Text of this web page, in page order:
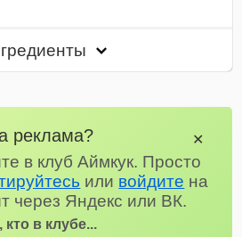
реклама?
в клуб Аймкук. Просто
или войдите на
через Яндекс или ВК.
кто в клубе...
✕